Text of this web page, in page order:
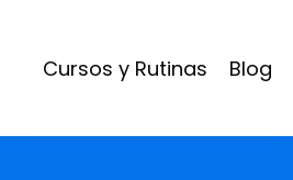
Cursos y Rutinas Blog